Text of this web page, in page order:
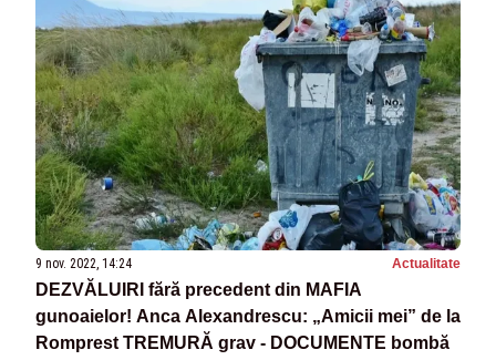
9 nov. 2022, 14:24 Actualitate
DEZVĂLUIRI fără precedent din MAFIA
gunoaielor! Anca Alexandrescu: „Amicii mei” de la
Romprest TREMURĂ grav - DOCUMENTE bombă